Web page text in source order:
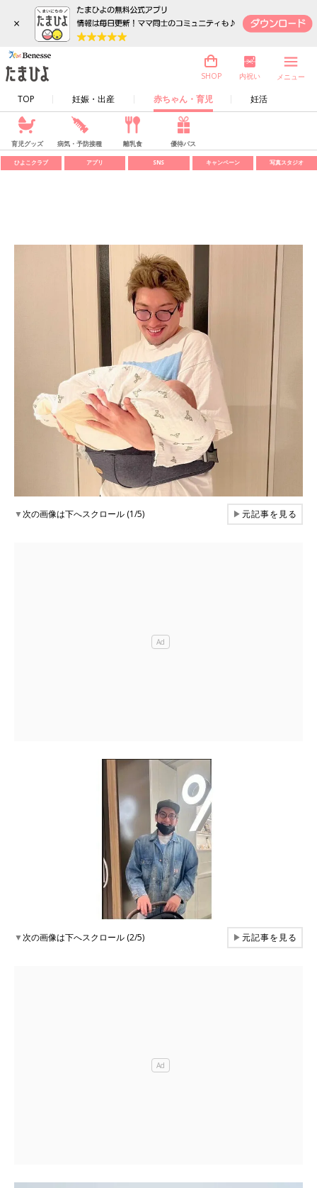
×
TOP 妊娠・出産 赤ちゃん・育児 妊活
SHOP 内祝い メニュー
育児グッズ 病気・予防接種 離乳食 優待パス
ひよこクラブ アプリ SNS キャンペーン 写真スタジオ
▼次の画像は下へスクロール (1/5) ▶元記事を見る
▼次の画像は下へスクロール (2/5) ▶元記事を見る